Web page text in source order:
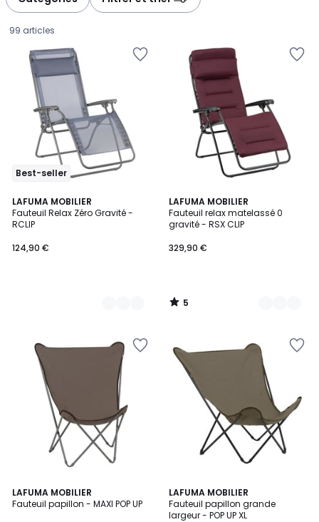
99 articles
Best-seller
LAFUMA MOBILIER
Fauteuil Relax Zéro Gravité -
RCLIP
€.
124,90 €
5
Couleurs
LAFUMA MOBILIER
Fauteuil relax matelassé 0
gravité - RSX CLIP
329,90 €
5
/
5
3
Couleurs
5
/
LAFUMA MOBILIER
Fauteuil papillon - MAXI POP UP
LAFUMA MOBILIER
Fauteuil papillon grande
largeur - POP UP XL
4,2
/ 5
5
Couleurs